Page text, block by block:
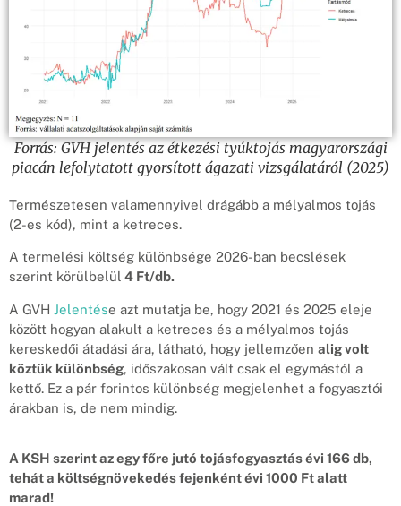
Forrás: GVH jelentés az étkezési tyúktojás magyarországi
piacán lefolytatott gyorsított ágazati vizsgálatáról (2025)
Természetesen valamennyivel drágább a mélyalmos tojás
(2-es kód), mint a ketreces.
A termelési költség különbsége 2026-ban becslések
szerint körülbelül 4 Ft/db.
A GVH Jelentése azt mutatja be, hogy 2021 és 2025 eleje
között hogyan alakult a ketreces és a mélyalmos tojás
kereskedői átadási ára, látható, hogy jellemzően alig volt
köztük különbség, időszakosan vált csak el egymástól a
kettő. Ez a pár forintos különbség megjelenhet a fogyasztói
árakban is, de nem mindig.
A KSH szerint az egy főre jutó tojásfogyasztás évi 166 db,
tehát a költségnövekedés fejenként évi 1000 Ft alatt
marad!